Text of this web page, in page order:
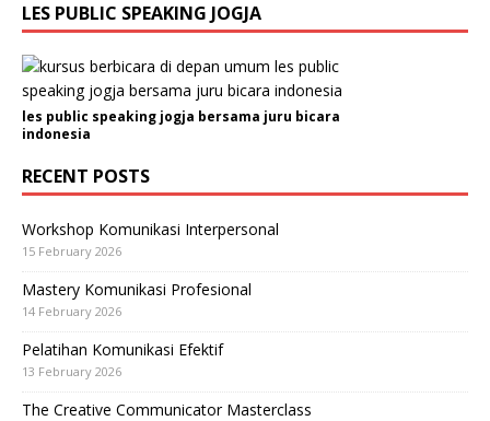
LES PUBLIC SPEAKING JOGJA
les public speaking jogja bersama juru bicara
indonesia
RECENT POSTS
Workshop Komunikasi Interpersonal
15 February 2026
Mastery Komunikasi Profesional
14 February 2026
Pelatihan Komunikasi Efektif
13 February 2026
The Creative Communicator Masterclass